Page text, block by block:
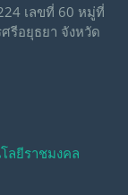
เลขที่ 60 หมู่ที่
รีอยุธยา จังหวัด
ลยีราชมงคล